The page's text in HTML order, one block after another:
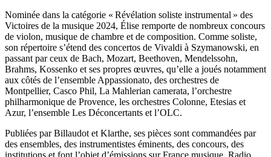
Nominée dans la catégorie « Révélation soliste instrumental » des
Victoires de la musique 2024, Élise remporte de nombreux concours
de violon, musique de chambre et de composition. Comme soliste,
son répertoire s’étend des concertos de Vivaldi à Szymanowski, en
passant par ceux de Bach, Mozart, Beethoven, Mendelssohn,
Brahms, Kossenko et ses propres œuvres, qu’elle a joués notamment
aux côtés de l’ensemble Appassionato, des orchestres de
Montpellier, Casco Phil, La Mahlerian camerata, l’orchestre
philharmonique de Provence, les orchestres Colonne, Etesias et
Azur, l’ensemble Les Déconcertants et l’OLC.
Publiées par Billaudot et Klarthe, ses pièces sont commandées par
des ensembles, des instrumentistes éminents, des concours, des
institutions et font l’objet d’émissions sur France musique, Radio